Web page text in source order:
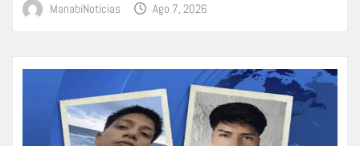
ManabiNoticias Ago 7, 2026